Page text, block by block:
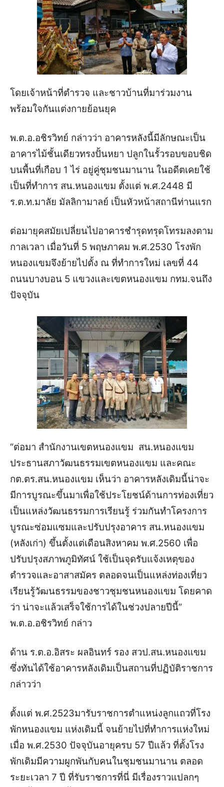
โดยเจ้าหน้าที่ตำรวจ และชาวบ้านที่มาร่วมงาน
พร้อมใจกันแต่งกายย้อนยุค
พ.ต.อ.อชิรวิทย์ กล่าวว่า อาคารหลังนี้มีลักษณะเป็น
อาคารไม้ชั้นเดียวทรงปั้นหยา ปลูกในรั้วรอบขอบชิด
บนพื้นที่เกือบ 1 ไร่ อยู่คู่ชุมชนมานาน ในอดีตเคยใช้
เป็นที่ทำการ สน.หนองแขม ตั้งแต่ พ.ศ.2448 มี
ร.ต.ท.มาลัย มัลลิกามาลย์ เป็นหัวหน้าสถานีท่านแรก
ต่อมายุคสมัยเปลี่ยนไปอาคารชำรุดทรุดโทรมลงตาม
กาลเวลา เมื่อวันที่ 5 พฤษภาคม พ.ศ.2530 โรงพัก
หนองแขมจึงย้ายไปตั้ง ณ ที่ทำการใหม่ เลขที่ 44
ถนนบางบอน 5 แขวงและเขตหนองแขม กทม.จนถึง
ปัจจุบัน
“ต่อมา สำนักงานเขตหนองแขม สน.หนองแขม
ประธานสภาวัฒนธรรมเขตหนองแขม และคณะ
กต.ตร.สน.หนองแขม เห็นว่า อาคารหลังเดิมนี้น่าจะ
มีการบูรณะขึ้นมาเพื่อใช้ประโยชน์ด้านการท่องเที่ยว
เป็นแหล่งวัฒนธรรมการเรียนรู้ ร่วมกันทำโครงการ
บูรณะซ่อมแซมและปรับปรุงอาคาร สน.หนองแขม
(หลังเก่า) ขึ้นตั้งแต่เดือนสิงหาคม พ.ศ.2560 เพื่อ
ปรับปรุงสภาพภูมิทัศน์ ใช้เป็นจุดรับแจ้งเหตุของ
ตำรวจและอาสาสมัคร ตลอดจนเป็นแหล่งท่องเที่ยว
เรียนรู้วัฒนธรรมของชาวชุมชนหนองแขม โดยคาด
ว่า น่าจะแล้วเสร็จใช้การได้ในช่วงปลายปีนี้”
พ.ต.อ.อชิรวิทย์ กล่าว
ด้าน ร.ต.อ.อิสระ ผลอินทร์ รอง สวป.สน.หนองแขม
ซึ่งทันได้ใช้อาคารหลังเดิมเป็นสถานที่ปฏิบัติราชการ
กล่าวว่า
ตั้งแต่ พ.ศ.2523มารับราชการตำแหน่งลูกแถวที่โรง
พักหนองแขม แห่งเดิมนี้ จนย้ายไปที่ทำการแห่งใหม่
เมื่อ พ.ศ.2530 ปัจจุบันอายุครบ 57 ปีแล้ว ที่ตั้งโรง
พักเดิมมีความผูกพันกับคนในชุมชนมานาน ตลอด
ระยะเวลา 7 ปี ที่รับราชการที่นี่ มีเรื่องราวแปลกๆ